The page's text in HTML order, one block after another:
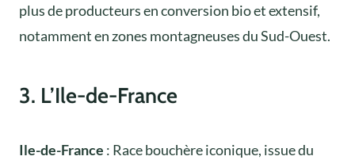
plus de producteurs en conversion bio et extensif,
notamment en zones montagneuses du Sud-Ouest.
3. L’Ile-de-France
Ile-de-France : Race bouchère iconique, issue du